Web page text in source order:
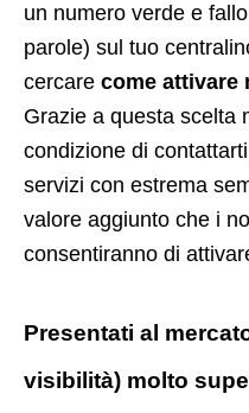
un numero verde e
parole) sul tuo
cercare come attivare
Grazie a questa scelta
condizione di
servizi con estrema
valore aggiunto che i
consentiranno di
Presentati al
visibilità) molto